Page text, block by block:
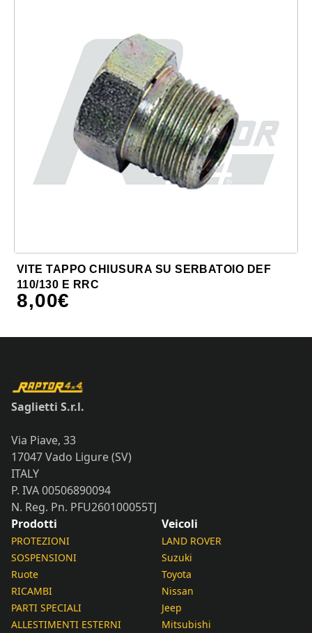
VITE TAPPO CHIUSURA SU SERBATOIO DEF
110/130 E RRC
8,00€
Saglietti S.r.l.
Via Piave, 33
17047 Vado Ligure (SV)
ITALY
P. IVA 00506890094
N. Reg. Pn. PFU260100055TJ
Prodotti
PROTEZIONI
SOSPENSIONI
Ruote
RICAMBI
PARTI SPECIALI
ALLESTIMENTI ESTERNI
Veicoli
LAND ROVER
Suzuki
Toyota
Nissan
Jeep
Mitsubishi